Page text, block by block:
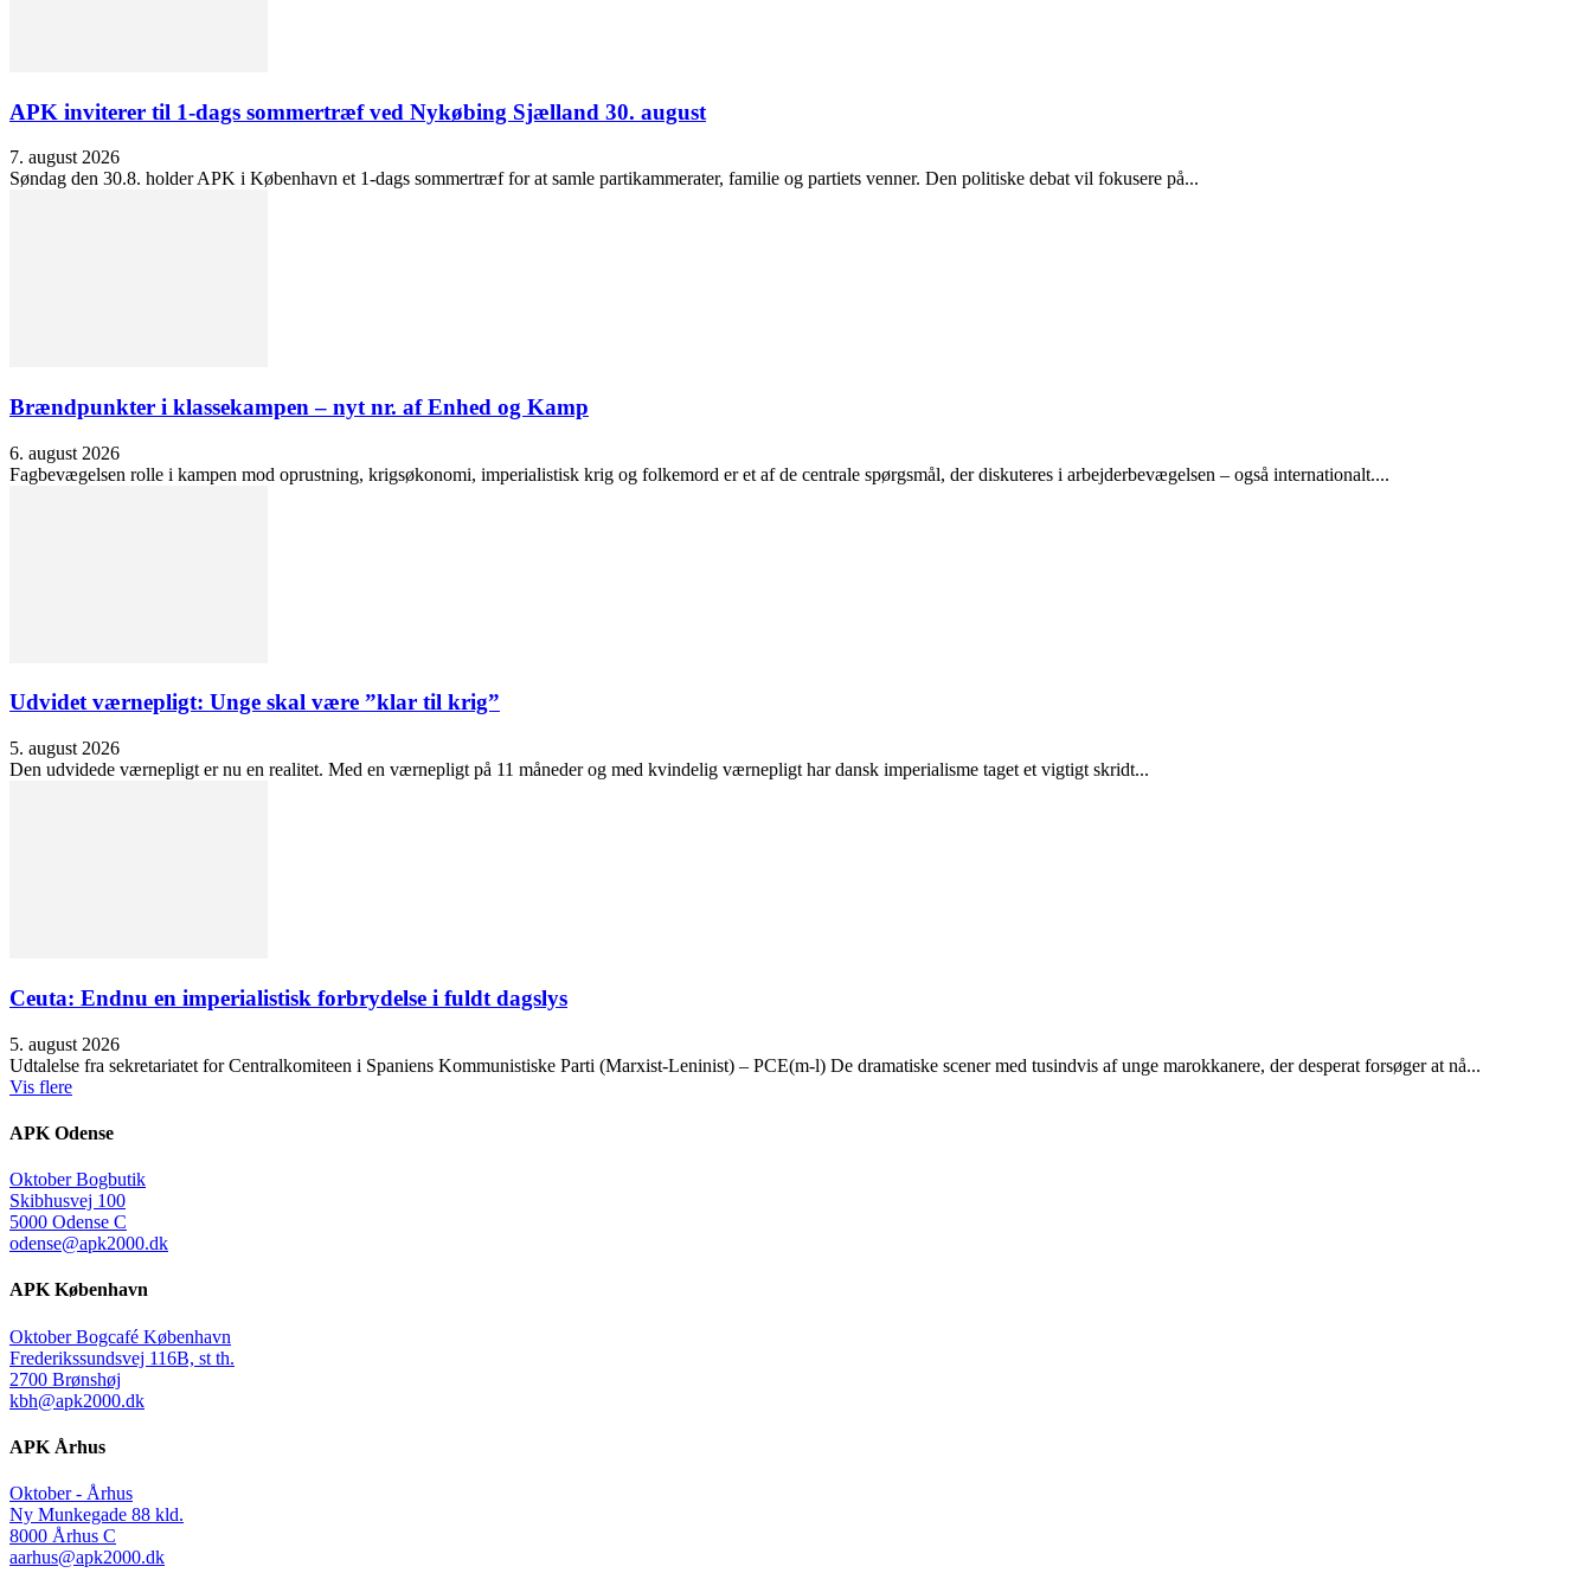
APK inviterer til 1-dags sommertræf ved Nykøbing Sjælland 30. august
7. august 2026
Søndag den 30.8. holder APK i København et 1-dags sommertræf for at samle partikammerater, familie og partiets venner. Den politiske debat vil fokusere på...
Brændpunkter i klassekampen – nyt nr. af Enhed og Kamp
6. august 2026
Fagbevægelsen rolle i kampen mod oprustning, krigsøkonomi, imperialistisk krig og folkemord er et af de centrale spørgsmål, der diskuteres i arbejderbevægelsen – også internationalt....
Udvidet værnepligt: Unge skal være ”klar til krig”
5. august 2026
Den udvidede værnepligt er nu en realitet. Med en værnepligt på 11 måneder og med kvindelig værnepligt har dansk imperialisme taget et vigtigt skridt...
Ceuta: Endnu en imperialistisk forbrydelse i fuldt dagslys
5. august 2026
Udtalelse fra sekretariatet for Centralkomiteen i Spaniens Kommunistiske Parti (Marxist-Leninist) – PCE(m-l) De dramatiske scener med tusindvis af unge marokkanere, der desperat forsøger at nå...
Vis flere
APK Odense
Oktober Bogbutik
Skibhusvej 100
5000 Odense C
odense@apk2000.dk
APK København
Oktober Bogcafé København
Frederikssundsvej 116B, st th.
2700 Brønshøj
kbh@apk2000.dk
APK Århus
Oktober - Århus
Ny Munkegade 88 kld.
8000 Århus C
aarhus@apk2000.dk